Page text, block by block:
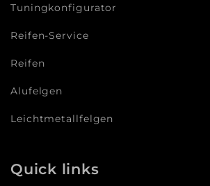
Tuningkonfigurator
Reifen-Service
Reifen
Alufelgen
Leichtmetallfelgen
Quick links